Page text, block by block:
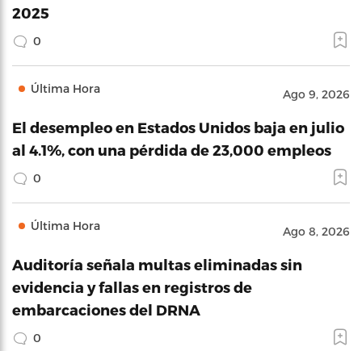
2025
0
Última Hora Ago 9, 2026
El desempleo en Estados Unidos baja en julio
al 4.1%, con una pérdida de 23,000 empleos
0
Última Hora Ago 8, 2026
Auditoría señala multas eliminadas sin
evidencia y fallas en registros de
embarcaciones del DRNA
0